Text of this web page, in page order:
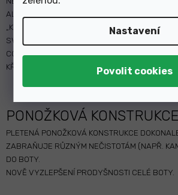
Nastavení
ALESPOŇ CO SE OBUVI TÝČE.
„KNITTED ENGINEERED GUIDANCE
SVRCHNÍ ČÁST BOTY JE VYROBENA Z
COŽ DODÁVÁ NOHÁM KOMFORT, A ZÁROVEŇ
KŘÍŽOVOU KONSTRUKCÍ, KTERÁ DODÁVÁ NOZE
PONOŽKOVÁ KONSTRUKCE
PLETENÁ PONOŽKOVÁ KONSTRUKCE
ZABRAŇUJE RŮZNÝM NEČISTOTÁM (NAPŘ.
DO BOTY.
NOVĚ VYZLEPŠENÍ PRODYŠNOSTI CELÉ BOTY.